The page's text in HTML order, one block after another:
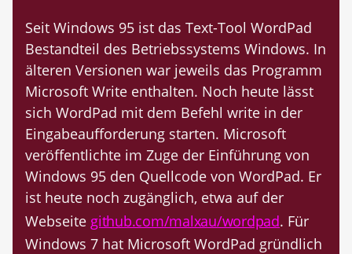
Seit Windows 95 ist das Text-Tool WordPad
Bestandteil des Betriebssystems Windows. In
älteren Versionen war jeweils das Programm
Microsoft Write enthalten. Noch heute lässt
sich WordPad mit dem Befehl write in der
Eingabeaufforderung starten. Microsoft
veröffentlichte im Zuge der Einführung von
Windows 95 den Quellcode von WordPad. Er
ist heute noch zugänglich, etwa auf der
Webseite github.com/malxau/wordpad. Für
Windows 7 hat Microsoft WordPad gründlich